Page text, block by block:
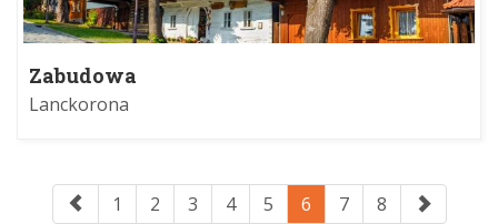
Zabudowa
Lanckorona
1 2 3 4 5 6 7 8